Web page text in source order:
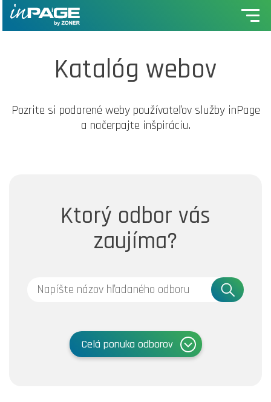
Katalóg webov
Pozrite si podarené weby používateľov služby inPage
a načerpajte inšpiráciu.
Ktorý odbor vás
zaujíma?
Celá ponuka odborov